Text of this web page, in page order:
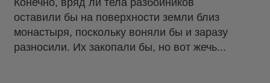
Конечно, вряд ли тела разбойников
оставили бы на поверхности земли близ
монастыря, поскольку воняли бы и заразу
разносили. Их закопали бы, но вот жечь...